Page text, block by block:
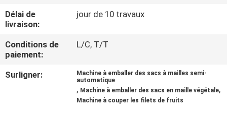
CONTRÔLE
DE
QUALITÉ
CONTACTEZ-
Délai de
livraison:
jour de 10 travaux
Conditions de
paiement:
L/C, T/T
Surligner:
Machine à emballer des sacs à mailles semi-
automatique
, Machine à emballer des sacs en maille végétale,
Machine à couper les filets de fruits